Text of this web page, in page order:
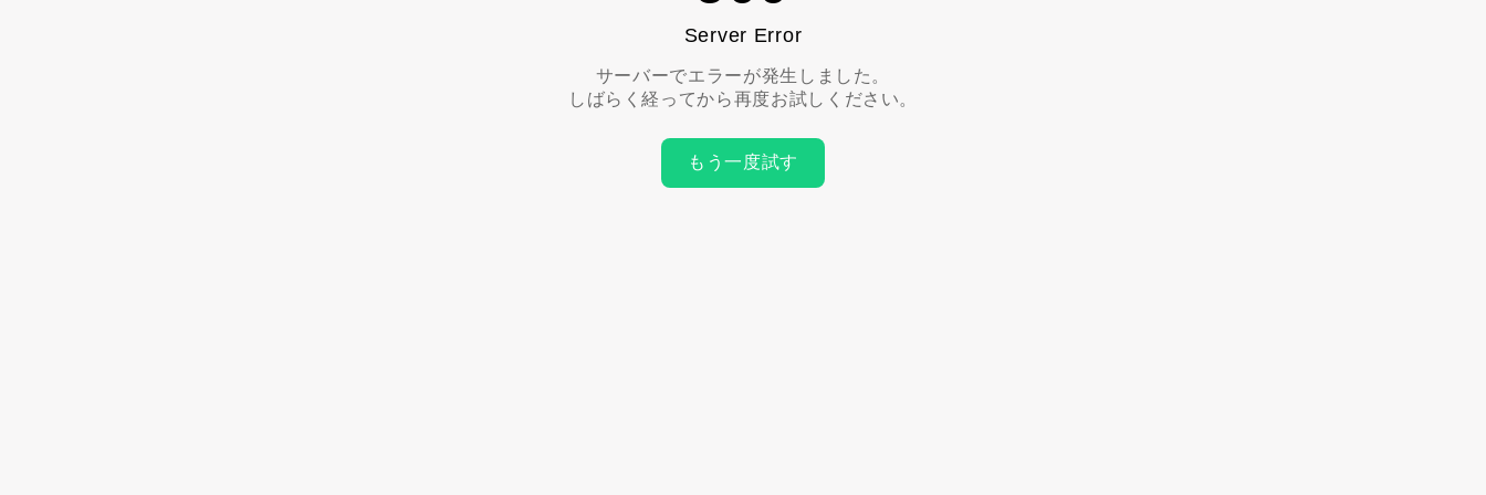
Server Error
サーバーでエラーが発生しました。
しばらく経ってから再度お試しください。
もう一度試す